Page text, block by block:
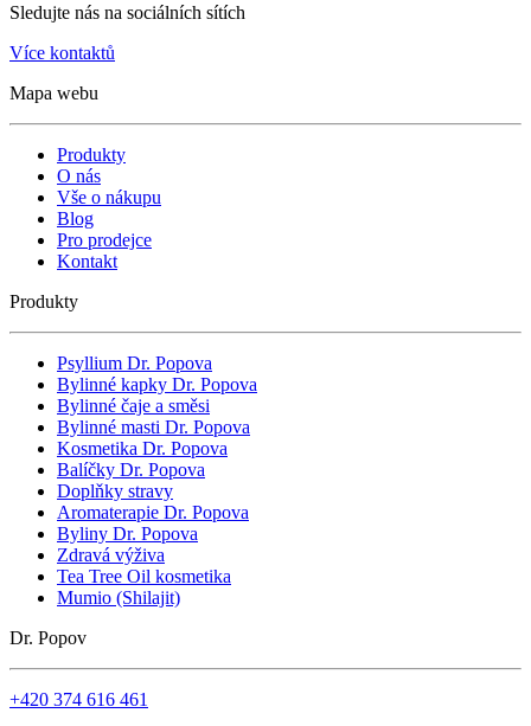
Sledujte nás na sociálních sítích
Více kontaktů
Mapa webu
Produkty
O nás
Vše o nákupu
Blog
Pro prodejce
Kontakt
Produkty
Psyllium Dr. Popova
Bylinné kapky Dr. Popova
Bylinné čaje a směsi
Bylinné masti Dr. Popova
Kosmetika Dr. Popova
Balíčky Dr. Popova
Doplňky stravy
Aromaterapie Dr. Popova
Byliny Dr. Popova
Zdravá výživa
Tea Tree Oil kosmetika
Mumio (Shilajit)
Dr. Popov
+420 374 616 461